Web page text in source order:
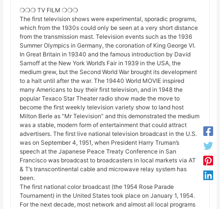
❍❍❍ TV FILM ❍❍❍
The first television shows were experimental, sporadic programs,
which from the 1930s could only be seen at a very short distance
from the transmission mast. Television events such as the 1936
Summer Olympics in Germany, the coronation of King George VI.
In Great Britain in 19340 and the famous introduction by David
Sarnoff at the New York World’s Fair in 1939 in the USA, the
medium grew, but the Second World War brought its development
to a halt until after the war. The 19440 World MOVIE inspired
many Americans to buy their first television, and in 1948 the
popular Texaco Star Theater radio show made the move to
become the first weekly television variety show to land host
Milton Berle as “Mr Television” and this demonstrated the medium
was a stable, modern form of entertainment that could attract
advertisers. The first live national television broadcast in the U.S.
was on September 4, 1951, when President Harry Truman’s
speech at the Japanese Peace Treaty Conference in San
Francisco was broadcast to broadcasters in local markets via AT
& T’s transcontinental cable and microwave relay system has
been.
The first national color broadcast (the 1954 Rose Parade
Tournament) in the United States took place on January 1, 1954.
For the next decade, most network and almost all local programs